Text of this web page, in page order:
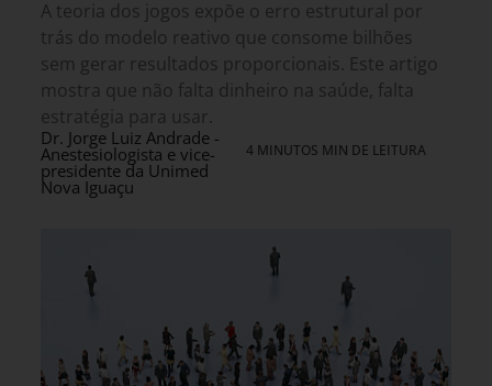
A teoria dos jogos expõe o erro estrutural por
trás do modelo reativo que consome bilhões
sem gerar resultados proporcionais. Este artigo
mostra que não falta dinheiro na saúde, falta
estratégia para usar.
Dr. Jorge Luiz Andrade -
Anestesiologista e vice-
presidente da Unimed
Nova Iguaçu
4 MINUTOS MIN DE LEITURA